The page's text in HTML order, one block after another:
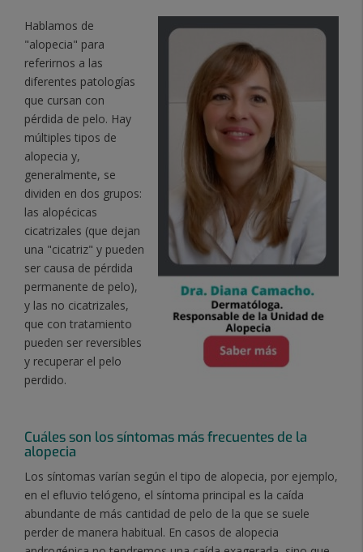
Hablamos de
"alopecia" para
referirnos a las
diferentes patologías
que cursan con
pérdida de pelo. Hay
múltiples tipos de
alopecia y,
generalmente, se
dividen en dos grupos:
las alopécicas
cicatrizales (que dejan
una "cicatriz" y pueden
ser causa de pérdida
permanente de pelo),
y las no cicatrizales,
que con tratamiento
pueden ser reversibles
y recuperar el pelo
perdido.
Cuáles son los síntomas más frecuentes de la
alopecia
Los síntomas varían según el tipo de alopecia, por ejemplo,
en el efluvio telógeno, el síntoma principal es la caída
abundante de más cantidad de pelo de la que se suele
perder de manera habitual. En casos de alopecia